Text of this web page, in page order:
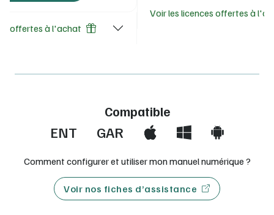
offertes à l'achat
Voir les licences offertes à
Compatible
ENT GAR
Comment configurer et utiliser mon manuel numérique ?
Voir nos fiches d’assistance